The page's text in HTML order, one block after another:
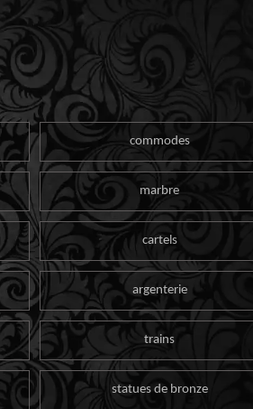
commodes
marbre
cartels
argenterie
trains
statues de bronze